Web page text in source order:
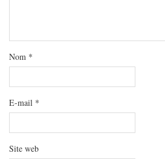
Nom *
E-mail *
Site web